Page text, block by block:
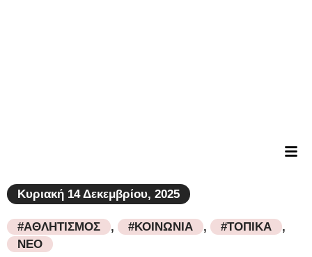
Κυριακή 14 Δεκεμβρίου, 2025
#ΑΘΛΗΤΙΣΜΟΣ , #ΚΟΙΝΩΝΙΑ , #ΤΟΠΙΚΑ
,
ΝΕΟ